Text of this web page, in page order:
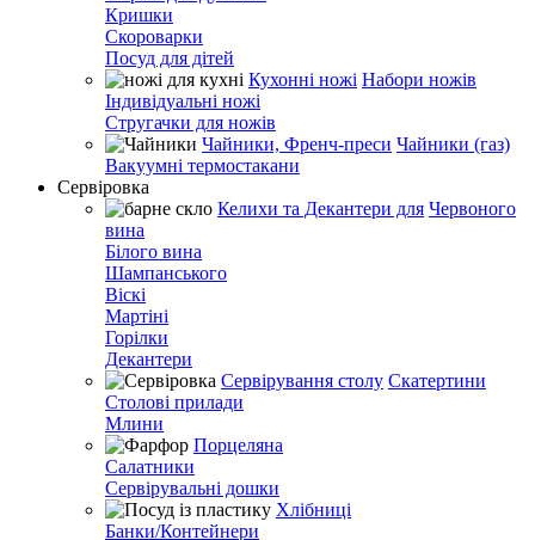
Кришки
Скороварки
Посуд для дітей
Кухонні ножі Набори ножів
Індивідуальні ножі
Стругачки для ножів
Чайники, Френч-преси Чайники (газ)
Вакуумні термостакани
Сервіровка
Келихи та Декантери для Червоного
вина
Білого вина
Шампанського
Віскі
Мартіні
Горілки
Декантери
Сервірування столу Скатертини
Столові прилади
Млини
Порцеляна
Салатники
Сервірувальні дошки
Хлібниці
Банки/Контейнери